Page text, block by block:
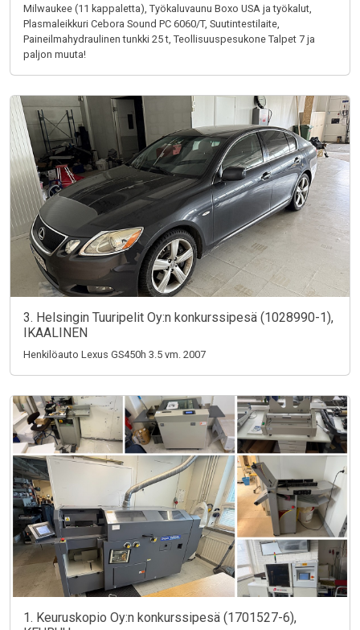
Milwaukee (11 kappaletta), Työkaluvaunu Boxo USA ja työkalut,
Plasmaleikkuri Cebora Sound PC 6060/T, Suutintestilaite,
Paineilmahydraulinen tunkki 25 t, Teollisuuspesukone Talpet 7 ja
paljon muuta!
3. Helsingin Tuuripelit Oy:n konkurssipesä (1028990-1),
IKAALINEN
Henkilöauto Lexus GS450h 3.5 vm. 2007
1. Keuruskopio Oy:n konkurssipesä (1701527-6),